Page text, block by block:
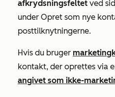
afkrydsningsfeltet ved
under Opret som nye
posttilknytningerne.
Hvis du bruger
kontakt, der oprettes via
angivet som ikke-